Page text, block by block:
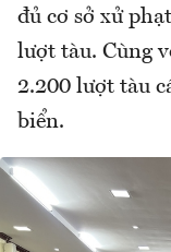
đủ cơ sở xử
lượt tàu. Cùng
2.200 lượt tàu
biển.